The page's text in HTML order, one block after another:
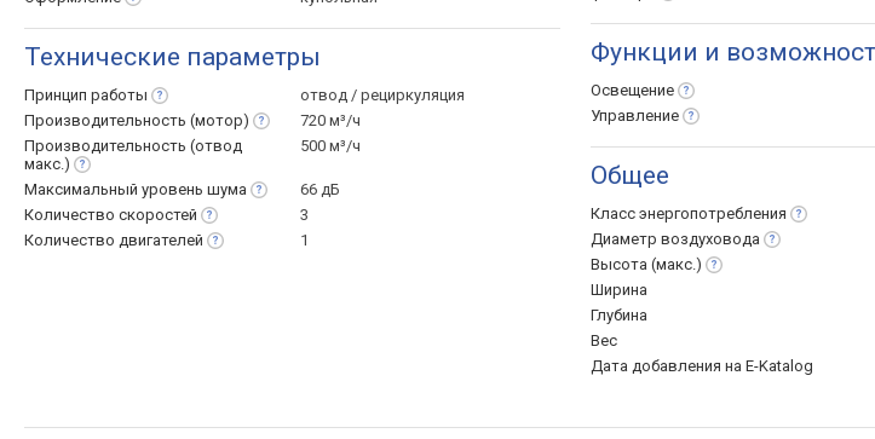
Технические параметры
Принцип работы
отвод / рециркуляция
Производительность (мотор)
720 м³/ч
Производительность (отвод
макс.)
500 м³/ч
Максимальный уровень шума
66 дБ
Количество скоростей
3
Количество двигателей 1
Функции и
Освещение
Управление
Общее
Класс энергопотребления
Диаметр воздуховода
Высота (макс.)
Ширина
Глубина
Вес
Дата добавления на E-Katalog